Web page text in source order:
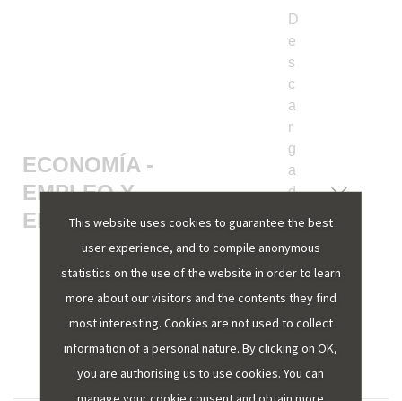
ECONOMÍA -
EMPLEO Y
EMPRESAS
D
e
s
c
a
r
g
a
d
c
h
e
r
This website uses cookies to guarantee the best
user experience, and to compile anonymous
statistics on the use of the website in order to learn
more about our visitors and the contents they find
most interesting. Cookies are not used to collect
information of a personal nature. By clicking on OK,
you are authorising us to use cookies. You can